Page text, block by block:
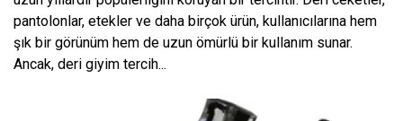
pantolonlar, etekler ve daha birçok ürün, kullanıcılarına hem
şık bir görünüm hem de uzun ömürlü bir kullanım sunar.
Ancak, deri giyim tercih...